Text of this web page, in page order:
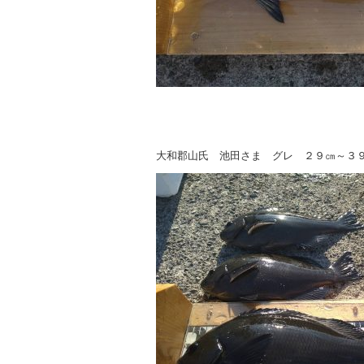
大和郡山氏 池田さま グレ ２９㎝～３